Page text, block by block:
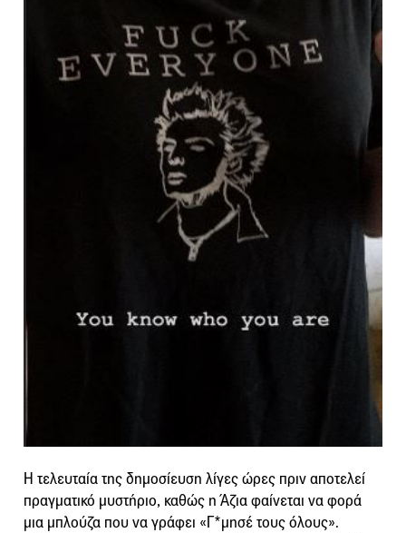
H τελευταία της δημοσίευση λίγες ώρες πριν αποτελεί
πραγματικό μυστήριο, καθώς η Άζια φαίνεται να φορά
μια μπλούζα που να γράφει «Γ*μησέ τους όλους».